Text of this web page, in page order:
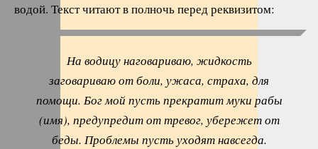
водой. Текст читают в полночь перед реквизитом:
На водицу наговариваю, жидкость
заговариваю от боли, ужаса, страха, для
помощи. Бог мой пусть прекратит муки рабы
(имя), предупредит от тревог, убережет от
беды. Проблемы пусть уходят навсегда.